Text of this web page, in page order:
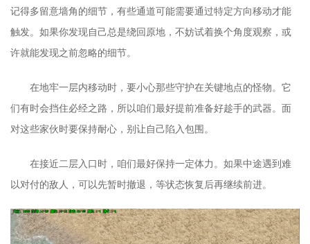
记得多留意墙角的细节，有些通道可能需要通过特定方向移动才能
触发。如果你发现自己总是绕回原地，不妨试着换个角度观察，或
许就能发现之前忽略的细节。
在地牢一层内移动时，要小心那些守护在关键地点的怪物。它
们有时会挡住必经之路，所以咱们最好提前准备好趁手的武器。面
对这些家伙时要保持耐心，别让自己陷入包围。
在接近二层入口时，咱们最好保持一定体力。如果中途遇到难
以对付的敌人，可以先暂时撤退，等状态恢复后再继续前进。